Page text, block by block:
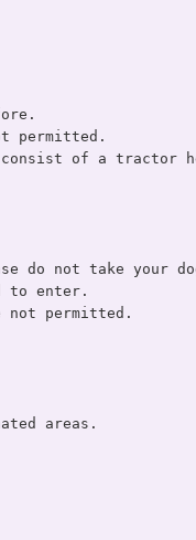
permitted.
of a tractor
do not take your
to enter.
not permitted.
areas.